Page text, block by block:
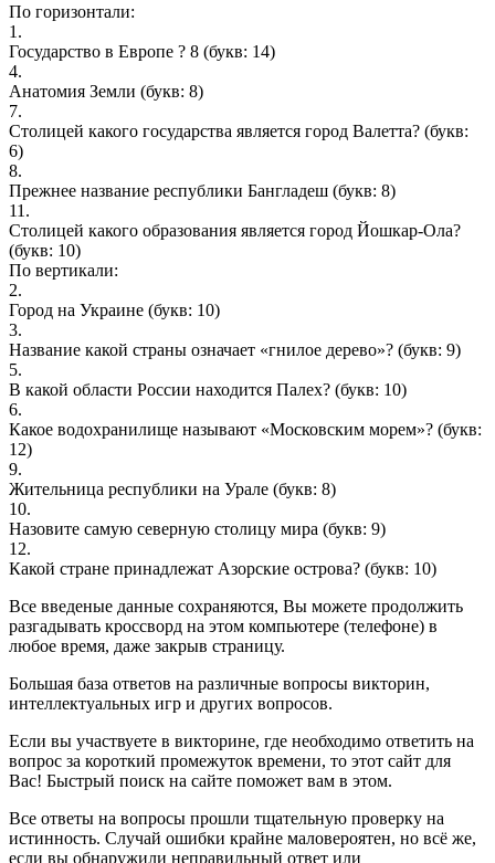
По горизонтали:
1.
Государство в Европе ? 8 (букв: 14)
4.
Анатомия Земли (букв: 8)
7.
Столицей какого государства является город Валетта? (букв:
6)
8.
Прежнее название республики Бангладеш (букв: 8)
11.
Столицей какого образования является город Йошкар-Ола?
(букв: 10)
По вертикали:
2.
Город на Украине (букв: 10)
3.
Название какой страны означает «гнилое дерево»? (букв: 9)
5.
В какой области России находится Палех? (букв: 10)
6.
Какое водохранилище называют «Московским морем»? (букв:
12)
9.
Жительница республики на Урале (букв: 8)
10.
Назовите самую северную столицу мира (букв: 9)
12.
Какой стране принадлежат Азорские острова? (букв: 10)
Все введеные данные сохраняются, Вы можете продолжить
разгадывать кроссворд на этом компьютере (телефоне) в
любое время, даже закрыв страницу.
Большая база ответов на различные вопросы викторин,
интеллектуальных игр и других вопросов.
Если вы участвуете в викторине, где необходимо ответить на
вопрос за короткий промежуток времени, то этот сайт для
Вас! Быстрый поиск на сайте поможет вам в этом.
Все ответы на вопросы прошли тщательную проверку на
истинность. Случай ошибки крайне маловероятен, но всё же,
если вы обнаружили неправильный ответ или